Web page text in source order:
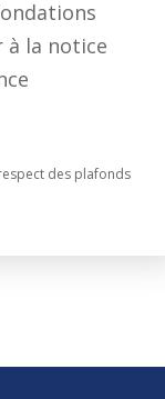
à la notice
des plafonds